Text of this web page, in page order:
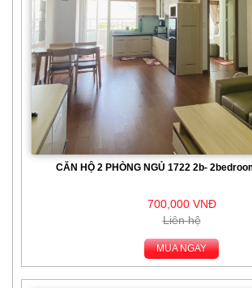
CĂN HỘ 2 PHÒNG NGỦ 1722 2b-
700,000 VNĐ
Liên hệ
MUA NGAY